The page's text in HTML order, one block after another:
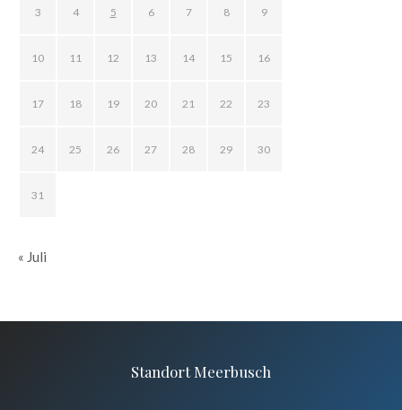
3 4 5 6 7 8 9
10 11 12 13 14 15 16
17 18 19 20 21 22 23
24 25 26 27 28 29 30
31
« Juli
Standort Meerbusch